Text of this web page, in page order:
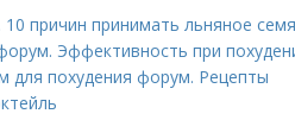
причин принимать льняное семя
Эффективность при
для похудения форум. Рецепты